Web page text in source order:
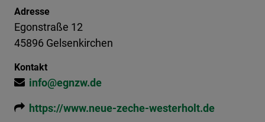
Adresse
Egonstraße 12
45896 Gelsenkirchen
Kontakt
info@egnzw.de
https://www.neue-zeche-westerholt.de